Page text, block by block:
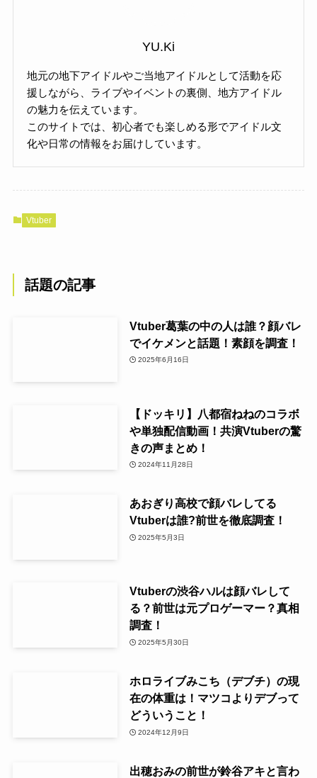
YU.Ki
地元の地下アイドルやご当地アイドルとして活動を応
援しながら、ライブやイベントの裏側、地方アイドル
の魅力を伝えています。
このサイトでは、初心者でも楽しめる形でアイドル文
化や日常の情報をお届けしています。
Vtuber
話題の記事
Vtuber葛葉の中の人は誰？顔バレ
でイケメンと話題！素顔を調査！
2025年6月16日
【ドッキリ】八都宿ねねのコラボ
や単独配信動画！共演Vtuberの驚
きの声まとめ！
2024年11月28日
あおぎり高校で顔バレしてる
Vtuberは誰?前世を徹底調査！
2025年5月3日
Vtuberの渋谷ハルは顔バレして
る？前世は元プロゲーマー？真相
調査！
2025年5月30日
ホロライブみこち（デブチ）の現
在の体重は！マツコよりデブって
どういうこと！
2024年12月9日
出穂おみの前世が鈴谷アキと言わ